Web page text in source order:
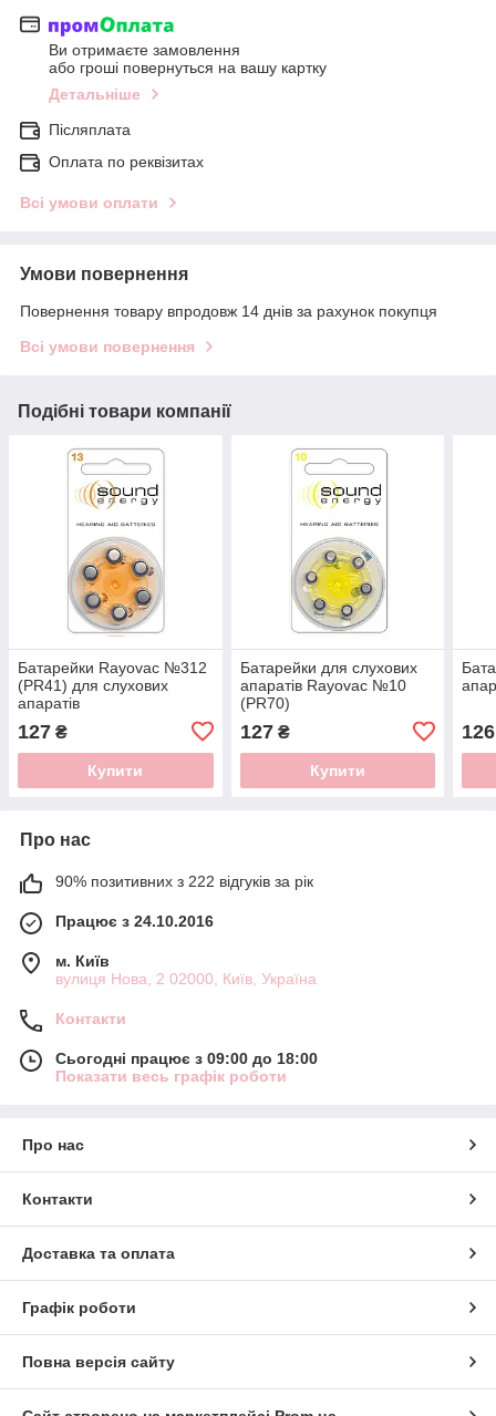
Ви отримаєте замовлення
або гроші повернуться на вашу картку
Детальніше
Післяплата
Оплата по реквізитах
Всі умови оплати
Умови повернення
Повернення товару впродовж 14 днів за рахунок покупця
Всі умови повернення
Подібні товари компанії
Батарейки Rayovac №312
(PR41) для слухових
апаратів
127 ₴
Купити
Батарейки для слухових
апаратів Rayovac №10
(PR70)
127₴
Купити
126
Про нас
90% позитивних з 222 відгуків за рік
Працює з 24.10.2016
м. Київ
вулиця Нова, 2 02000, Київ, Україна
Контакти
Сьогодні працює з 09:00 до 18:00
Показати весь графік роботи
Про нас
Контакти
Доставка та оплата
Графік роботи
Повна версія сайту